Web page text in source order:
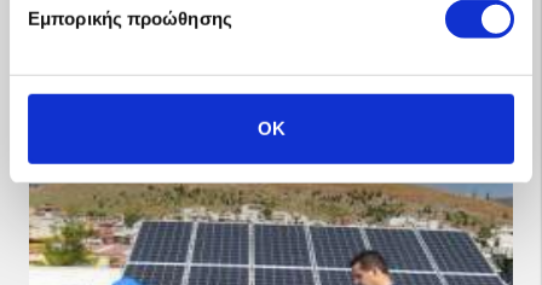
Εμπορικής προώθησης
OK
Μαρτυρίες